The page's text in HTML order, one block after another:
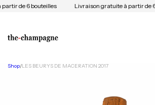
de 6 bouteilles Livraison gratuite à partir de
Shop/LES BEURYS DE MACERATION 2017